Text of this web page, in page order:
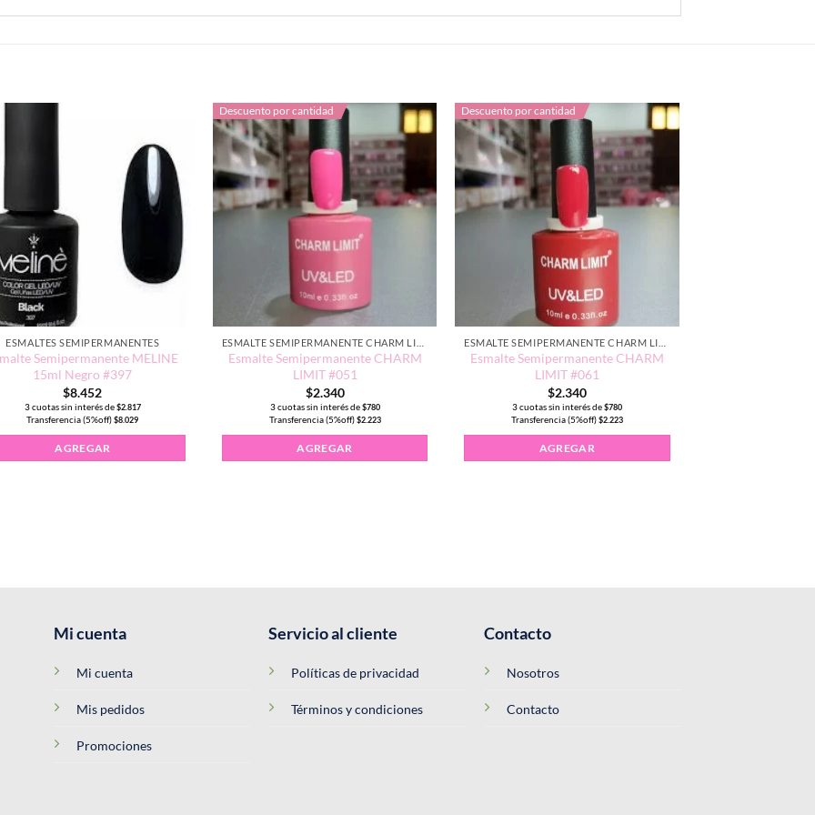
ESMALTES SEMIPERMANENTES
Semipermanente MELINE
15ml Negro #397
$8.452
3 cuotas sin interés de$2.817
Transferencia (5%off)$8.029
AGREGAR
Descuento por cantidad
Esmalte Semipermanente CHARM
LIMIT #051
$2.340
3 cuotas sin interés de$780
Transferencia (5%off)$2.223
AGREGAR
Descuento por cantidad
Esmalte Semipermanente CHARM
LIMIT #061
$2.340
3 cuotas sin interés de$780
Transferencia (5%off)$2.223
AGREGAR
Mi cuenta
Mi cuenta
Mis pedidos
Promociones
Servicio al cliente
Políticas de privacidad
Términos y condiciones
Contacto
Nosotros
Contacto